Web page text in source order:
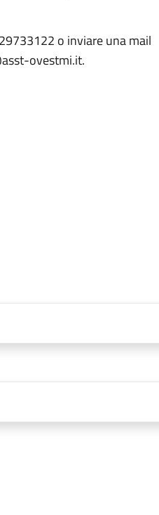
o inviare una mail
ovestmi.it.